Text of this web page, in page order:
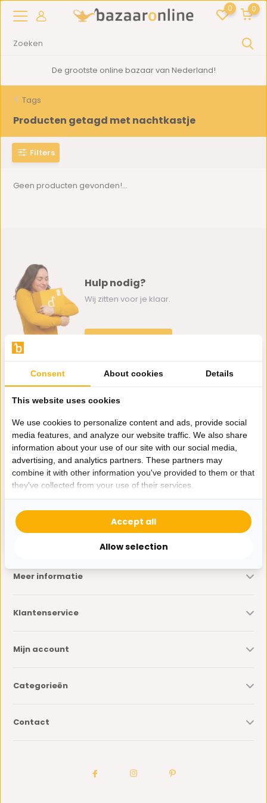
0 0
De grootste online bazaar van Nederland!
Tags
Producten getagd met nachtkastje
Filters
Geen producten gevonden!...
Hulp nodig?
Wij zitten voor je klaar.
klantenservice@bazaaronline.nl
Ontvang de nieuwste aanbiedingen en promoties. We zullen
je niet spammen, beloofd.
* Lees hier de wettelijke beperkingen
Meer informatie
Klantenservice
Mijn account
Categorieën
Contact
Consent About cookies Details
This website uses cookies
We use cookies to personalize content and ads, provide social
media features, and analyze our website traffic. We also share
information about your use of our site with our social media,
advertising, and analytics partners. These partners may
combine it with other information you've provided to them or that
they've collected from your use of their services.
Allow selection
Accept all